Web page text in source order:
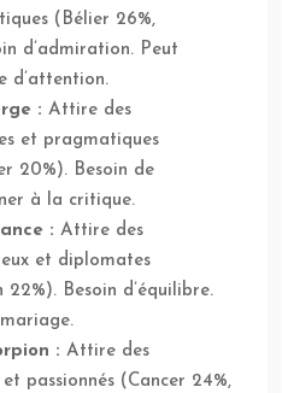
(Bélier 26%,
d’admiration. Peut
d’attention.
: Attire des
et pragmatiques
20%). Besoin de
à la critique.
: Attire des
et diplomates
22%). Besoin d’équilibre.
: Attire des
passionnés (Cancer 24%,